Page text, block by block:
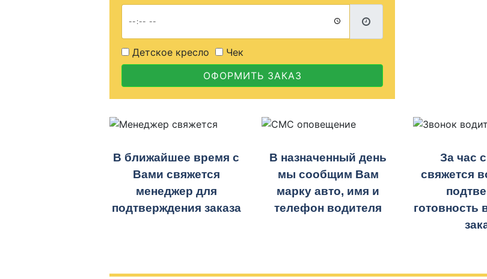
Детское кресло
Чек
ОФОРМИТЬ ЗАКАЗ
В ближайшее время с
Вами свяжется
менеджер для
подтверждения заказа
В назначенный день
мы сообщим Вам
марку авто, имя и
телефон водителя
За час
свяжется
готовность